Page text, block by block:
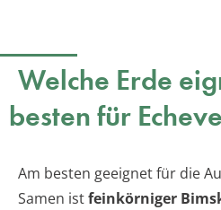
Welche Erde
besten für
Am besten geeignet für die
Samen istfeinkörniger